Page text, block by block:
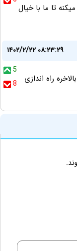
تا ما با خیال
۱۴۰۲/۲/۲۲ ۰۸:۲۳:۲۹
5
8
روز تعمیرات بالاخره راه اندازی